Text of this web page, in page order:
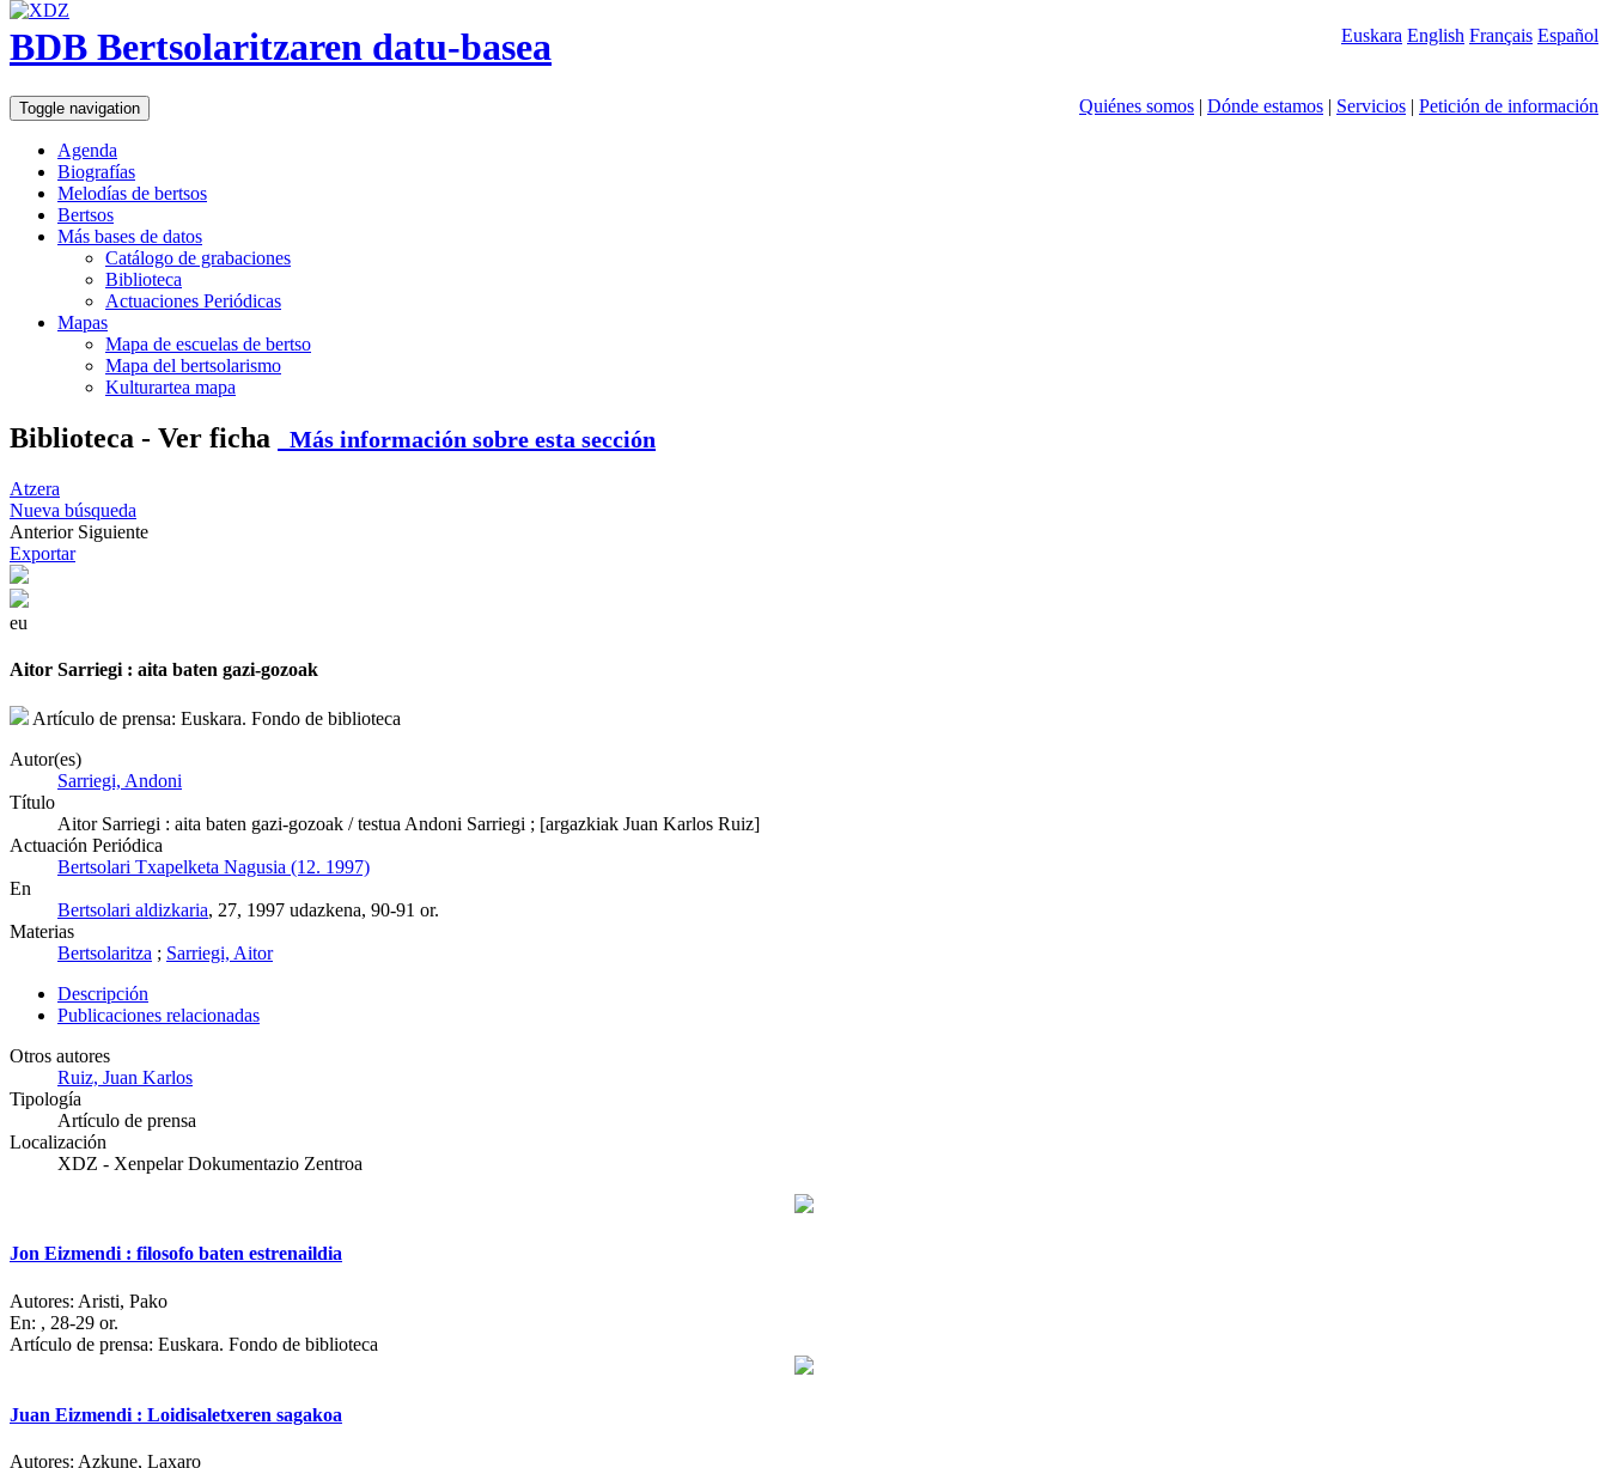
Euskara English Français Español
BDB Bertsolaritzaren datu-basea
Quiénes somos | Dónde estamos | Servicios | Petición de información
Toggle navigation
Agenda
Biografías
Melodías de bertsos
Bertsos
Más bases de datos
Catálogo de grabaciones
Biblioteca
Actuaciones Periódicas
Mapas
Mapa de escuelas de bertso
Mapa del bertsolarismo
Kulturartea mapa
Biblioteca - Ver ficha Más información sobre esta sección
Atzera
Nueva búsqueda
Anterior Siguiente
Exportar
eu
Aitor Sarriegi : aita baten gazi-gozoak
Artículo de prensa: Euskara. Fondo de biblioteca
Autor(es)
Sarriegi, Andoni
Título
Aitor Sarriegi : aita baten gazi-gozoak / testua Andoni Sarriegi ; [argazkiak Juan Karlos Ruiz]
Actuación Periódica
Bertsolari Txapelketa Nagusia (12. 1997)
En
Bertsolari aldizkaria, 27, 1997 udazkena, 90-91 or.
Materias
Bertsolaritza ; Sarriegi, Aitor
Descripción
Publicaciones relacionadas
Otros autores
Ruiz, Juan Karlos
Tipología
Artículo de prensa
Localización
XDZ - Xenpelar Dokumentazio Zentroa
Jon Eizmendi : filosofo baten estrenaildia
Autores: Aristi, Pako
En: , 28-29 or.
Artículo de prensa: Euskara. Fondo de biblioteca
Juan Eizmendi : Loidisaletxeren sagakoa
Autores: Azkune, Laxaro